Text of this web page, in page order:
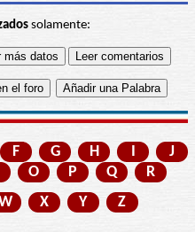
solamente:
F G H I
J
O P Q
R
X Y Z